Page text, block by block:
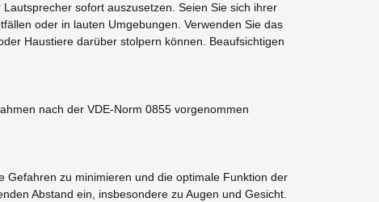
sofort auszusetzen. Seien Sie sich ihrer
oder in lauten Umgebungen. Verwenden Sie das
Haustiere darüber stolpern können. Beaufsichtigen
nach der VDE-Norm 0855 vorgenommen
Gefahren zu minimieren und die optimale Funktion der
Abstand ein, insbesondere zu Augen und Gesicht.